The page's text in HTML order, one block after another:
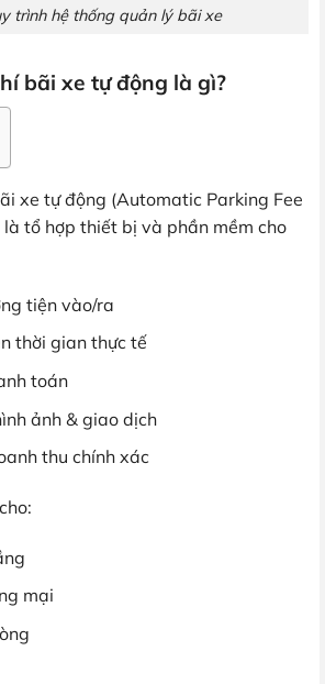
trình hệ thống quản lý bãi xe
bãi xe tự động là gì?
xe tự động (Automatic Parking Fee
là tổ hợp thiết bị và phần mềm cho
tiện vào/ra
thời gian thực tế
toán
ảnh & giao dịch
thu chính xác
mại